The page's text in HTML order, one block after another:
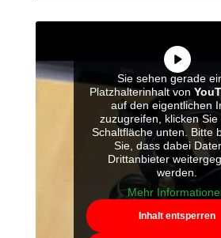
Sie sehen gerade
Platzhalterinhalt von
auf den eigentlichen
zuzugreifen, klicken Sie
Schaltfläche unten. Bitte
Sie, dass dabei
Drittanbieter
werden.
Mehr
Inhalt entsperren